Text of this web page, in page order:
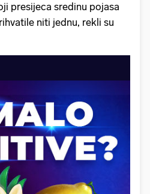
presijeca sredinu pojasa
niti jednu, rekli su